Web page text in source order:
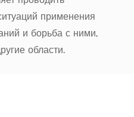
применения
и борьба с ними,
области.